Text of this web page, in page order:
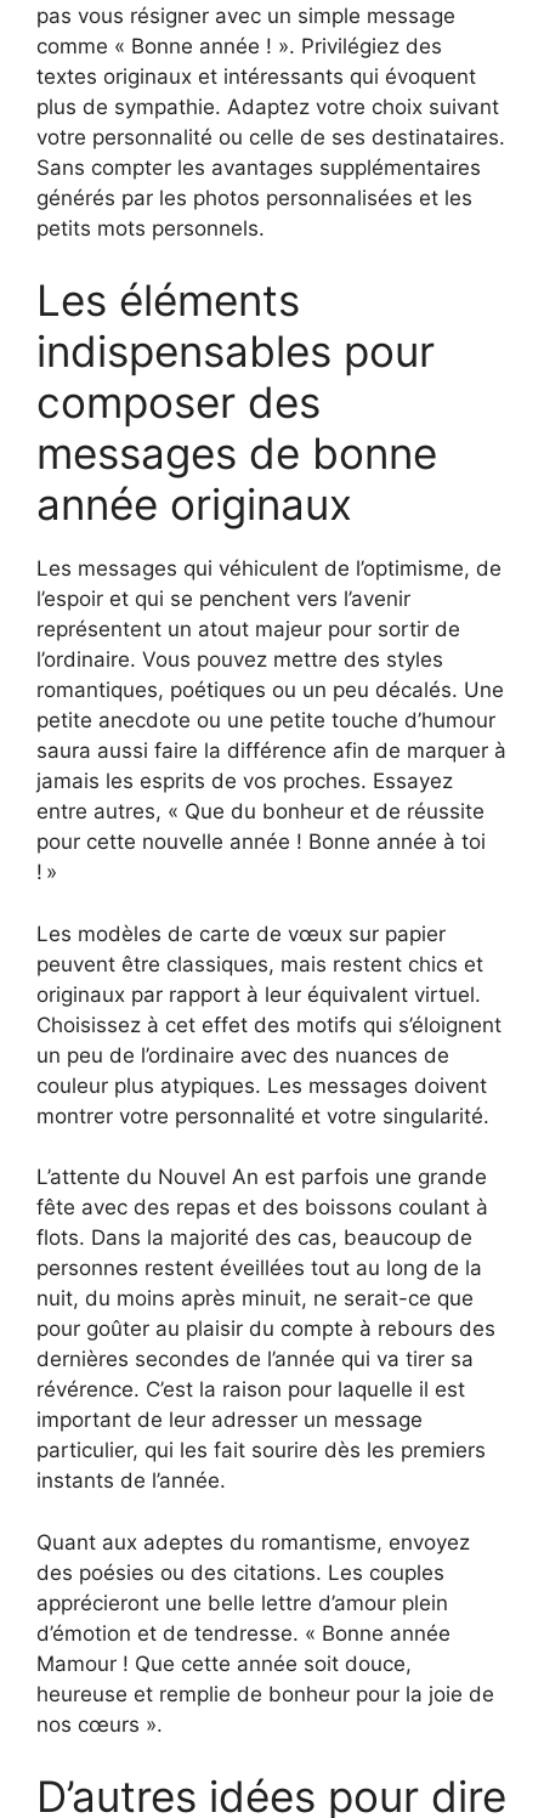
pas vous résigner avec un simple message
comme « Bonne année ! ». Privilégiez des
textes originaux et intéressants qui évoquent
plus de sympathie. Adaptez votre choix suivant
votre personnalité ou celle de ses destinataires.
Sans compter les avantages supplémentaires
générés par les photos personnalisées et les
petits mots personnels.
Les éléments
indispensables pour
composer des
messages de bonne
année originaux
Les messages qui véhiculent de l’optimisme, de
l’espoir et qui se penchent vers l’avenir
représentent un atout majeur pour sortir de
l’ordinaire. Vous pouvez mettre des styles
romantiques, poétiques ou un peu décalés. Une
petite anecdote ou une petite touche d’humour
saura aussi faire la différence afin de marquer à
jamais les esprits de vos proches. Essayez
entre autres, « Que du bonheur et de réussite
pour cette nouvelle année ! Bonne année à toi
! »
Les modèles de carte de vœux sur papier
peuvent être classiques, mais restent chics et
originaux par rapport à leur équivalent virtuel.
Choisissez à cet effet des motifs qui s’éloignent
un peu de l’ordinaire avec des nuances de
couleur plus atypiques. Les messages doivent
montrer votre personnalité et votre singularité.
L’attente du Nouvel An est parfois une grande
fête avec des repas et des boissons coulant à
flots. Dans la majorité des cas, beaucoup de
personnes restent éveillées tout au long de la
nuit, du moins après minuit, ne serait-ce que
pour goûter au plaisir du compte à rebours des
dernières secondes de l’année qui va tirer sa
révérence. C’est la raison pour laquelle il est
important de leur adresser un message
particulier, qui les fait sourire dès les premiers
instants de l’année.
Quant aux adeptes du romantisme, envoyez
des poésies ou des citations. Les couples
apprécieront une belle lettre d’amour plein
d’émotion et de tendresse. « Bonne année
Mamour ! Que cette année soit douce,
heureuse et remplie de bonheur pour la joie de
nos cœurs ».
D’autres idées pour dire